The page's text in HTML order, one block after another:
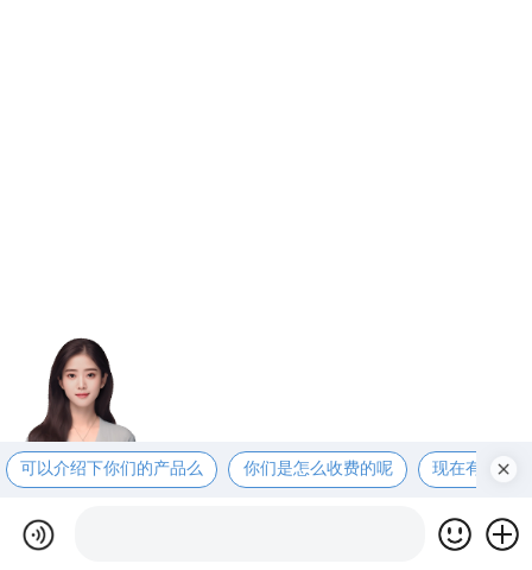
可以介绍下你们的产品么 你们是怎么收费的呢 现在有优惠